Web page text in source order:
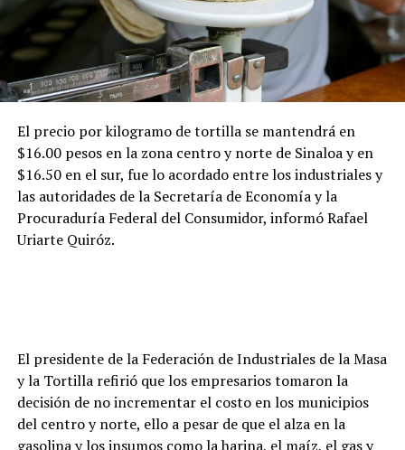
El precio por kilogramo de tortilla se mantendrá en
$16.00 pesos en la zona centro y norte de Sinaloa y en
$16.50 en el sur, fue lo acordado entre los industriales y
las autoridades de la Secretaría de Economía y la
Procuraduría Federal del Consumidor, informó Rafael
Uriarte Quiróz.
El presidente de la Federación de Industriales de la Masa
y la Tortilla refirió que los empresarios tomaron la
decisión de no incrementar el costo en los municipios
del centro y norte, ello a pesar de que el alza en la
gasolina y los insumos como la harina, el maíz, el gas y